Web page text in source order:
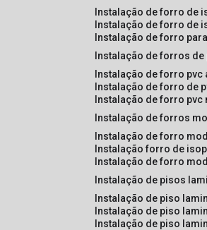
instalação de forro de
instalação de forro de
instalação de forro
instalação de forros de
instalação de forro pvc
instalação de forro de
instalação de forro pvc
instalação de forros
instalação de forro
instalação forro de
instalação de forro
instalação de pisos
instalação de piso
instalação de piso
instalação de piso